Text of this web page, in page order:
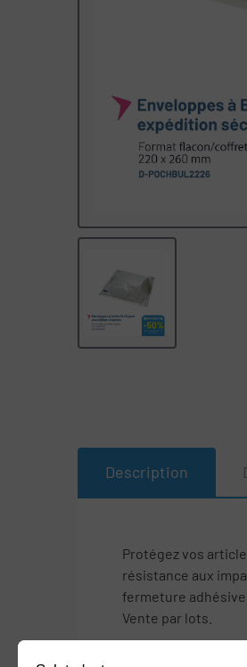
Description
Protégez vos
résistance aux
fermeture adhésive
Vente par lots.